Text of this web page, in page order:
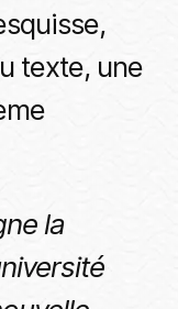
texte, une
la